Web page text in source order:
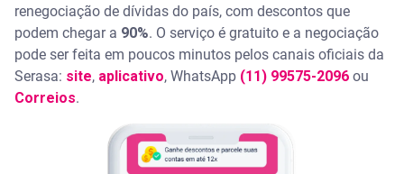
renegociação de dívidas do país, com descontos que
podem chegar a 90%. O serviço é gratuito e a negociação
pode ser feita em poucos minutos pelos canais oficiais da
Serasa: site, aplicativo, WhatsApp (11) 99575-2096 ou
Correios.